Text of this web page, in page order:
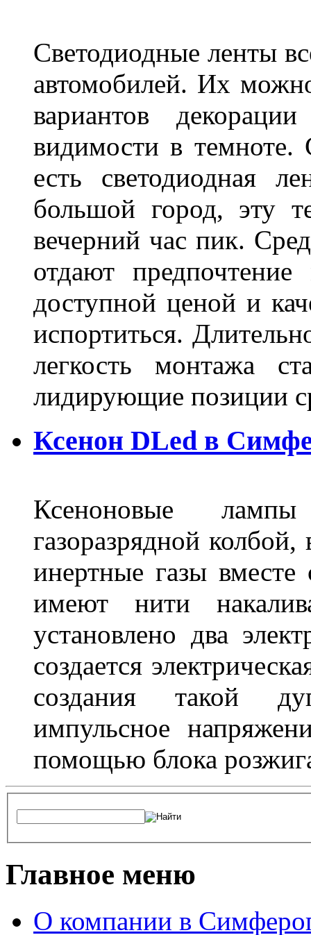
Светодиодные ленты
автомобилей. Их
вариантов
видимости в темноте.
есть светодиодная
большой город, эту
вечерний час пик.
отдают
доступной ценой и
испортиться.
легкость монтажа
лидирующие
Ксенон DLed в
Ксеноновые
газоразрядной
инертные газы
имеют нити
установлено два
создается
создания такой
импульсное
помощью блока
Главное меню
О компании в